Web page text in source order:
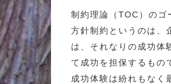
制約理論（TOC）のゴ
方針制約というのは、
は、それなりの成功体
て成功を担保するもの
成功体験は紛れもなく